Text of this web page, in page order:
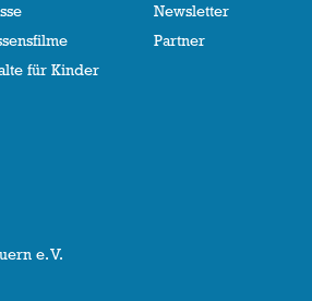
für Kinder
Newsletter
Partner
e. V.